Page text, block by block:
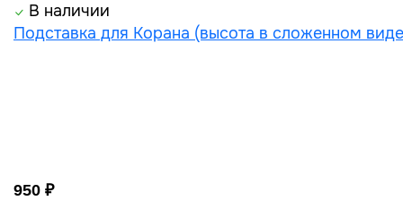
В наличии
Подставка для Корана (высота в сложенном
950 ₽